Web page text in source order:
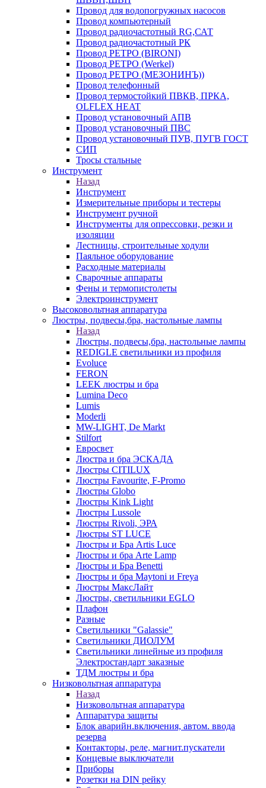
Провод для водопогружных насосов
Провод компьютерный
Провод радиочастотный RG,САТ
Провод радиочастотный РК
Провод РЕТРО (BIRONI)
Провод РЕТРО (Werkel)
Провод РЕТРО (МЕЗОНИНЪ))
Провод телефонный
Провод термостойкий ПВКВ, ПРКА,
OLFLEX HEAT
Провод установочный АПВ
Провод установочный ПВС
Провод установочный ПУВ, ПУГВ ГОСТ
СИП
Тросы стальные
Инструмент
Назад
Инструмент
Измерительные приборы и тестеры
Инструмент ручной
Инструменты для опрессовки, резки и
изоляции
Лестницы, строительные ходули
Паяльное оборудование
Расходные материалы
Сварочные аппараты
Фены и термопистолеты
Электроинструмент
Высоковольтная аппаратура
Люстры, подвесы,бра, настольные лампы
Назад
Люстры, подвесы,бра, настольные лампы
REDIGLE светильники из профиля
Evoluce
FERON
LEEK люстры и бра
Lumina Deco
Lumis
Moderli
MW-LIGHT, De Markt
Stilfort
Евросвет
Люстра и бра ЭСКАДА
Люстры CITILUX
Люстры Favourite, F-Promo
Люстры Globo
Люстры Kink Light
Люстры Lussole
Люстры Rivoli, ЭРА
Люстры ST LUCE
Люстры и Бра Artis Luce
Люстры и бра Arte Lamp
Люстры и Бра Benetti
Люстры и бра Maytoni и Freya
Люстры МаксЛайт
Люстры, светильники EGLO
Плафон
Разные
Светильники "Galassie"
Светильники ДИОЛУМ
Светильники линейные из профиля
Электростандарт заказные
ТДМ люстры и бра
Низковольтная аппаратура
Назад
Низковольтная аппаратура
Аппаратура защиты
Блок аварийн.включения, автом. ввода
резерва
Контакторы, реле, магнит.пускатели
Концевые выключатели
Приборы
Розетки на DIN рейку